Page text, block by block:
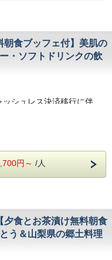
まへ、チェックインをより
』をお知らせいたしますの
手続きをお済ませいただけ
フェ】
（最終入場8:30）
ドリンク付き）です。
ん。ホテル特製だし茶漬け
茶・ほうとう汁)
・切り海苔・なめ茸・高菜
物・あられ・青ネギ・わさ
朝食ブッフェ付】美肌の
・ソフトドリンクの飲
シュレス決済移行に伴
ターネット上にて事前決済
泊当日にクレジットカード
カウンターに設置している
トよりチェックインをお済
まへ、チェックインをより
手続きをお済ませいただけ
円～ /人
夕食とお茶漬け無料朝食
う＆山梨県の郷土料理